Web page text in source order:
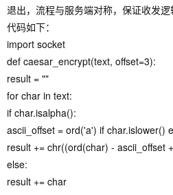
退出，流程与服务端对称，保证收发逻
代码如下：
import socket
def caesar_encrypt(text, offset=3):
result = ""
for char in text:
if char.isalpha():
ascii_offset = ord('a') if char.islower()
result += chr((ord(char) - ascii_offset
else:
result += char